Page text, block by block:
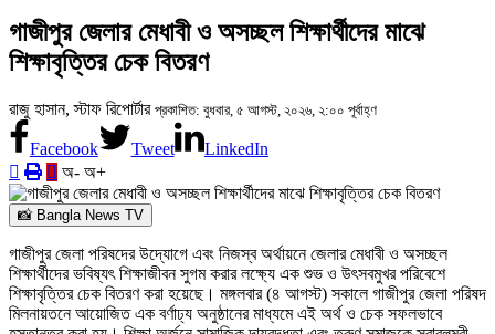
গাজীপুর জেলার মেধাবী ও অসচ্ছল শিক্ষার্থীদের মাঝে
শিক্ষাবৃত্তির চেক বিতরণ
রাজু হাসান, স্টাফ রিপোর্টার প্রকাশিত: বুধবার, ৫ আগস্ট, ২০২৬, ২:০০ পূর্বাহ্ণ
Facebook Tweet
LinkedIn
অ- অ+
📸 Bangla News TV
গাজীপুর জেলা পরিষদের উদ্যোগে এবং নিজস্ব অর্থায়নে জেলার মেধাবী ও অসচ্ছল
শিক্ষার্থীদের ভবিষ্যৎ শিক্ষাজীবন সুগম করার লক্ষ্যে এক শুভ ও উৎসবমুখর পরিবেশে
শিক্ষাবৃত্তির চেক বিতরণ করা হয়েছে। মঙ্গলবার (৪ আগস্ট) সকালে গাজীপুর জেলা পরিষদ
মিলনায়তনে আয়োজিত এক বর্ণাঢ্য অনুষ্ঠানের মাধ্যমে এই অর্থ ও চেক সফলভাবে